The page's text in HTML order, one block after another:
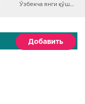
Ўзбекча янги қўшиқлар
Добавить